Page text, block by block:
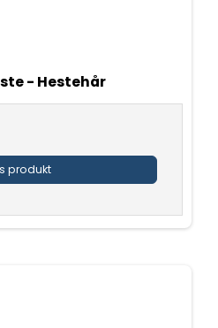
- Hestehår
produkt